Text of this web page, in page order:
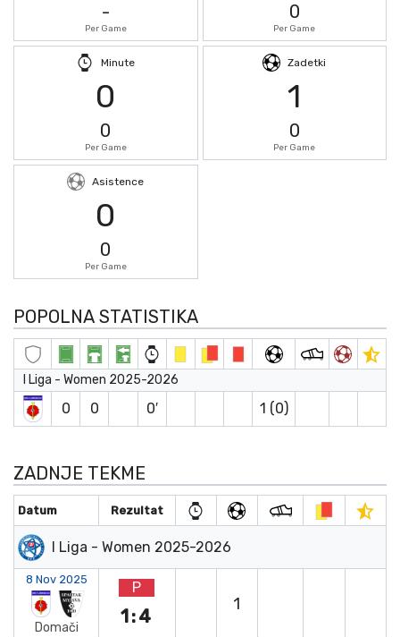
-
Per Game
0
Per Game
Minute
0
0
Per Game
Zadetki
1
0
Per Game
Asistence
0
0
Per Game
POPOLNA STATISTIKA
I Liga - Women 2025-2026
0 0 0′ 1 (0)
ZADNJE TEKME
Datum Rezultat
I Liga - Women 2025-2026
8 Nov 2025
Domači
P
1:4
1